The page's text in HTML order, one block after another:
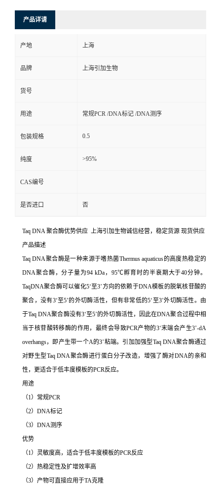
产品详请
产地 上海
品牌 上海引加生物
货号
用途 常规PCR /DNA标记 /DNA测序
包装规格 0.5
纯度 >95%
CAS编号
是否进口 否
Taq DNA 聚合酶优势供应 上海引加生物诚信经营，稳定货源 现货供应
产品描述
Taq DNA聚合酶是一种来源于嗜热菌Thermus aquaticus的高度热稳定的
DNA聚合酶，分子量为94 kDa，95℃孵育时的半衰期大于40分钟。
TaqDNA聚合酶可以催化5‘至3’方向的依赖于DNA模板的脱氧核苷酸的
聚合，没有3‘至5’的外切酶活性，但有非常低的5‘至3’外切酶活性。由
于Taq DNA聚合酶没有3‘至5’的外切酶活性，因此在DNA聚合过程中相
当于核苷酸转移酶的作用，最终会导致PCR产物的3‘末端会产生3’-dA
overhangs，即产生带一个A的3’粘端。引加加强型Taq DNA聚合酶通过
对野生型Taq DNA聚合酶进行蛋白分子改造，增强了酶对DNA的亲和
性，更适合于低丰度模板的PCR反应。
用途
（1）常规PCR
（2）DNA标记
（3）DNA测序
优势
（1）灵敏度高，适合于低丰度模板的PCR反应
（2）热稳定性及扩增效率高
（3）产物可直接应用于TA克隆